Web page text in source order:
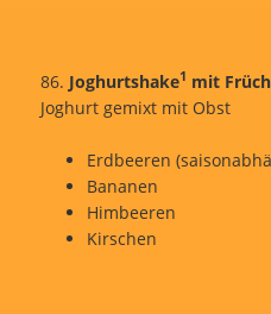
86. Joghurtshake1 mit
Joghurt gemixt mit Obst
Erdbeeren
Bananen
Himbeeren
Kirschen